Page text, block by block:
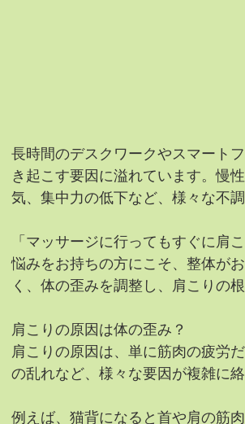
長時間のデスクワークやスマート
き起こす要因に溢れています。慢
気、集中力の低下など、様々な不
「マッサージに行ってもすぐに肩
悩みをお持ちの方にこそ、整体が
く、体の歪みを調整し、肩こりの
肩こりの原因は体の歪み？
肩こりの原因は、単に筋肉の疲労
の乱れなど、様々な要因が複雑に
例えば、猫背になると首や肩の筋